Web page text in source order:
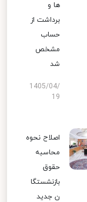
ها و
برداشت از
حساب
مشخص
شد
1405/04/
19
اصلاح نحوه
محاسبه
حقوق
بازنشستگا
ن جدید